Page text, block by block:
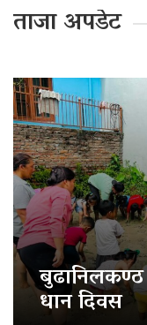
ताजा अपडेट
बुढानिलकण्ठ
धान दिवस